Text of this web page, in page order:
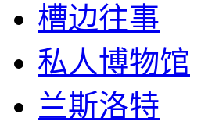
槽边往事
私人博物馆
兰斯洛特